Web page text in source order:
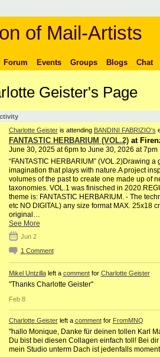
of Mail-Artists
Forum Events Groups Blogs Chat
Geister's Page
Charlotte Geisteris attending BANDINI FABRIZIO's
FANTASTIC HERBARIUM (VOL.2)at
June 30, 2025 at 6pm to June 30, 2026 at 7pm
“FANTASTIC HERBARIUM” (VOL.2)Drawing
imagination that plays with nature.A project
volumes of the past to create one made up of
taxonomies. VOL.1 was finisched in
theme is: FANTASTIC HERBARIUM. - The
etc NO DIGITAL) any size format MAX. 25x18
original…
See More
Jun 2
1 Comment
Mikel Untzillaleft a commentfor Charlotte Geister
"Thanks Charlotte Geister"
Feb 8
Charlotte Geisterleft a commentfor FromMNQ
"hallo Monique, Danke für deinen tollen Karl
Du bist bei diesen Collagen einfach toll! Bei
mein Studio unterm Dach ist jedenfalls